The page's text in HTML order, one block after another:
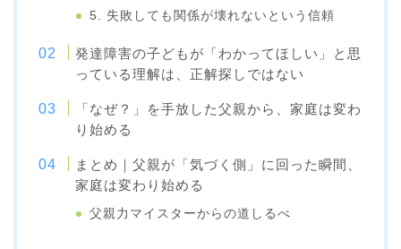
5. 失敗しても関係が壊れないという信頼
発達障害の子どもが「わかってほしい」と思
っている理解は、正解探しではない
「なぜ？」を手放した父親から、家庭は変わ
り始める
まとめ｜父親が「気づく側」に回った瞬間、
家庭は変わり始める
父親力マイスターからの道しるべ